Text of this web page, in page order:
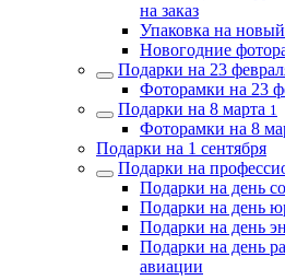
на заказ
Упаковка на
Новогодние
Подарки на 23
Фоторамки на 23
Подарки на 8 марта 1
Фоторамки на 8
Подарки на 1 сентября
Подарки на
Подарки на день
Подарки на день
Подарки на день
Подарки на день
авиации